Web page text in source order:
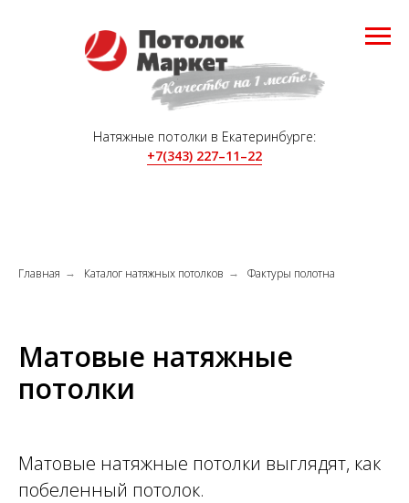
Натяжные потолки в Екатеринбурге:
+7(343) 227–11–22
Главная → Каталог натяжных потолков → Фактуры полотна
Матовые натяжные
потолки
Матовые натяжные потолки выглядят, как
побеленный потолок.